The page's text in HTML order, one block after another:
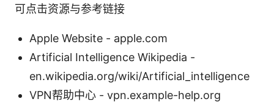
可点击资源与参考链接
Apple Website - apple.com
Artificial Intelligence Wikipedia -
en.wikipedia.org/wiki/Artificial_intelligence
VPN帮助中心 - vpn.example-help.org